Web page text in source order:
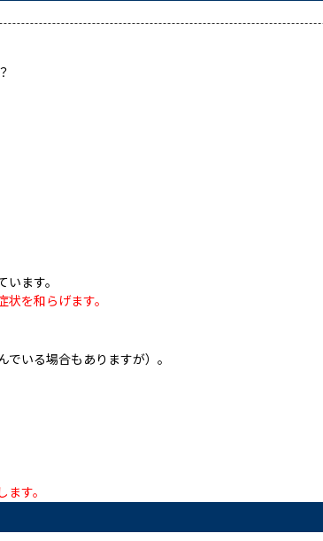
ます。
を和らげます。
いる場合もありますが）。
す。